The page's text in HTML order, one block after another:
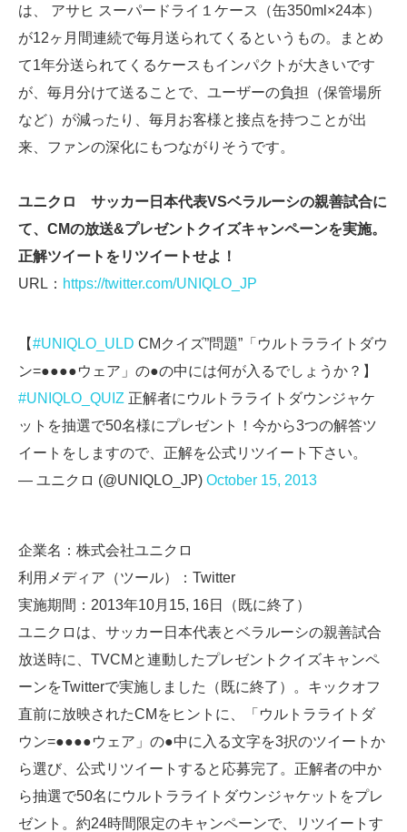
は、 アサヒ スーパードライ１ケース（缶350ml×24本）
が12ヶ月間連続で毎月送られてくるというもの。まとめ
て1年分送られてくるケースもインパクトが大きいです
が、毎月分けて送ることで、ユーザーの負担（保管場所
など）が減ったり、毎月お客様と接点を持つことが出
来、ファンの深化にもつながりそうです。
ユニクロ サッカー日本代表VSベラルーシの親善試合に
て、CMの放送&プレゼントクイズキャンペーンを実施。
正解ツイートをリツイートせよ！
URL： https://twitter.com/UNIQLO_JP
【#UNIQLO_ULD CMクイズ”問題”「ウルトラライトダウ
ン=●●●●ウェア」の●の中には何が入るでしょうか？】
#UNIQLO_QUIZ 正解者にウルトラライトダウンジャケ
ットを抽選で50名様にプレゼント！今から3つの解答ツ
イートをしますので、正解を公式リツイート下さい。
— ユニクロ (@UNIQLO_JP) October 15, 2013
企業名：株式会社ユニクロ
利用メディア（ツール）：Twitter
実施期間：2013年10月15, 16日（既に終了）
ユニクロは、サッカー日本代表とベラルーシの親善試合
放送時に、TVCMと連動したプレゼントクイズキャンペ
ーンをTwitterで実施しました（既に終了）。キックオフ
直前に放映されたCMをヒントに、「ウルトラライトダ
ウン=●●●●ウェア」の●中に入る文字を3択のツイートか
ら選び、公式リツイートすると応募完了。正解者の中か
ら抽選で50名にウルトラライトダウンジャケットをプレ
ゼント。約24時間限定のキャンペーンで、リツイートす